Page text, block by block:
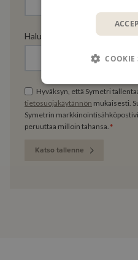
Haluatko jättää kysymyksiä
Hyväksyn, että Symetri
tietosuojakäytännön mukaisesti.
Symetrin
peruuttaa milloin tahansa. *
COOKIE